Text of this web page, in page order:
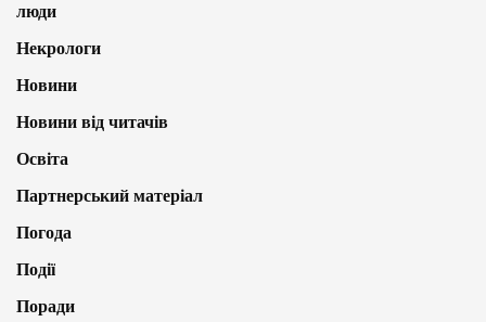
люди
Некрологи
Новини
Новини від читачів
Освіта
Партнерський матеріал
Погода
Події
Поради